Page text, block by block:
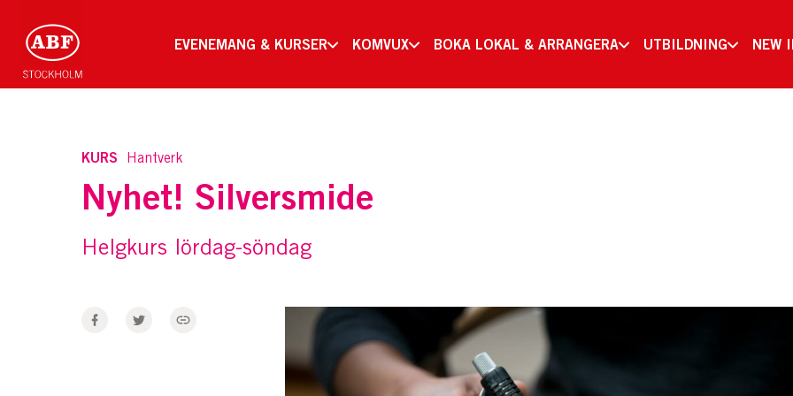
EVENEMANG & KURSER KOMVUX BOKA LOKAL & ARRANGERA UTBILDNING NEW
KURS Hantverk
Nyhet! Silversmide
Helgkurs lördag-söndag